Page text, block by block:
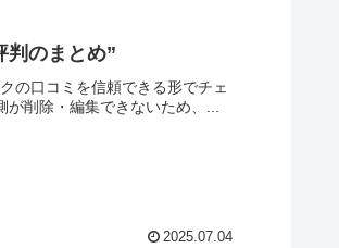
判のまとめ”
の口コミを信頼できる形でチェ
削除・編集できないため、...
2025.07.04